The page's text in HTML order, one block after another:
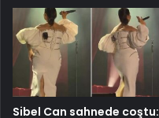
Sibel Can sahnede coştu: